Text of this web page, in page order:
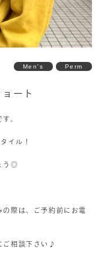
Men's Perm
ート
。
イル！
う◎
際は、ご予約前にお電
ご相談下さい♪